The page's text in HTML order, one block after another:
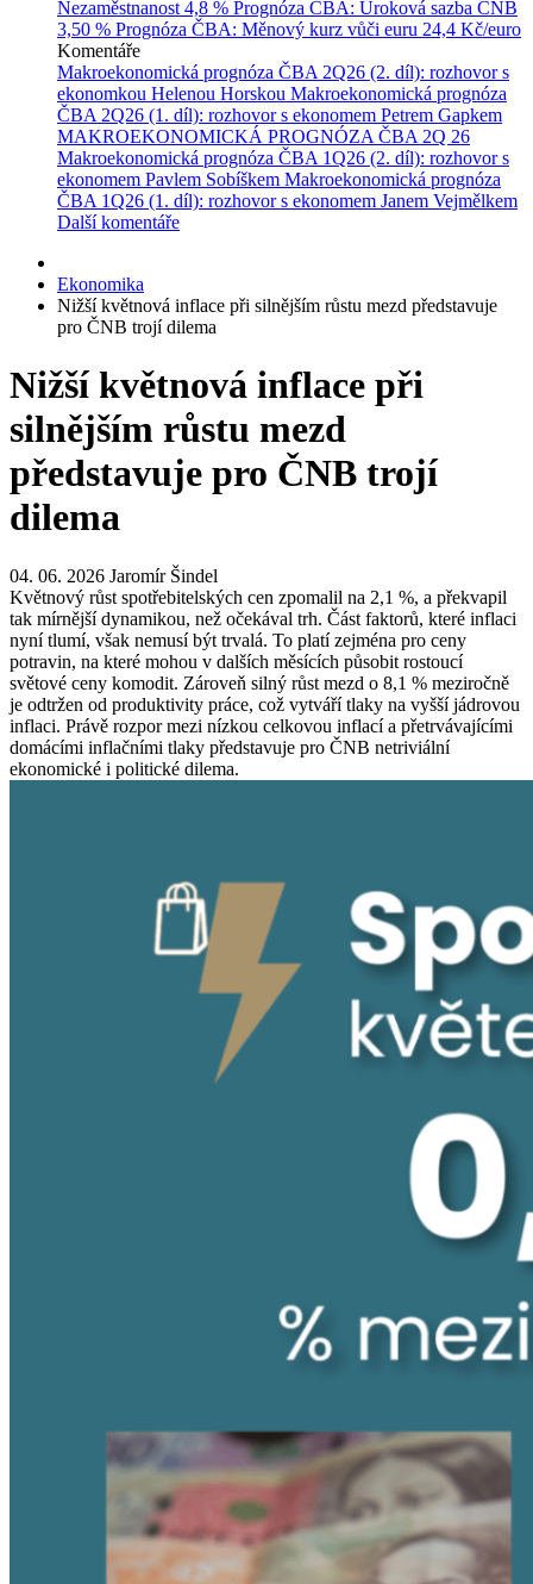
Nezaměstnanost 4,8 % Prognóza ČBA: Úroková sazba ČNB
3,50 % Prognóza ČBA: Měnový kurz vůči euru 24,4 Kč/euro
Komentáře
Makroekonomická prognóza ČBA 2Q26 (2. díl): rozhovor s
ekonomkou Helenou Horskou Makroekonomická prognóza
ČBA 2Q26 (1. díl): rozhovor s ekonomem Petrem Gapkem
MAKROEKONOMICKÁ PROGNÓZA ČBA 2Q 26
Makroekonomická prognóza ČBA 1Q26 (2. díl): rozhovor s
ekonomem Pavlem Sobíškem Makroekonomická prognóza
ČBA 1Q26 (1. díl): rozhovor s ekonomem Janem Vejmělkem
Další komentáře
Ekonomika
Nižší květnová inflace při silnějším růstu mezd představuje
pro ČNB trojí dilema
Nižší květnová inflace při
silnějším růstu mezd
představuje pro ČNB trojí
dilema
04. 06. 2026 Jaromír Šindel
Květnový růst spotřebitelských cen zpomalil na 2,1 %, a překvapil
tak mírnější dynamikou, než očekával trh. Část faktorů, které inflaci
nyní tlumí, však nemusí být trvalá. To platí zejména pro ceny
potravin, na které mohou v dalších měsících působit rostoucí
světové ceny komodit. Zároveň silný růst mezd o 8,1 % meziročně
je odtržen od produktivity práce, což vytváří tlaky na vyšší jádrovou
inflaci. Právě rozpor mezi nízkou celkovou inflací a přetrvávajícími
domácími inflačními tlaky představuje pro ČNB netriviální
ekonomické i politické dilema.